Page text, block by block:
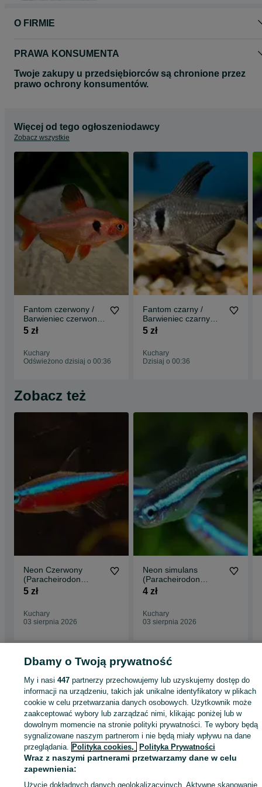
Przy wartości zamówienia powyżej 500zł wysyłka GRATIS.
O FIRMIE
PRAWA KONSUMENTA
Twoje zakupy u przedsiębiorców są chronione przez
prawo ochrony konsumentów.
Więcej od tego ogłoszeniodawcy
Zobacz wszystkie
Fantom czerwony /
Barwieniec czerwony
(Hyphessobrycon
5 zł
Kuchary
Odświeżono dzisiaj o 00:36
Fantom czarny /
Barwieniec czarny
(Hyphessobrycon
5 zł
Kuchary
Dzisiaj o 00:36
Zobacz też
Neon Czerwony
(Paracheirodon
axelrodi) WYSYŁKA
5 zł
Kuchary
03 sierpnia 2026
Neon simulans
(Paracheirodon
simulans) WYSYŁKA
4 zł
Kuchary
03 sierpnia 2026
Strona główna Zwierzęta Akwarystyka Zwierzęta akwariowe
Zwierzęta
akwariowe - Śląskie
Zwierzęta akwariowe - Kuchary
KATEGORIA
ID:806982556 Wyświetlenia:
Zadzwoń / SMS Wyślij wiadomość
Dbamy o Twoją prywatność
My i nasi447 partnerzy przechowujemy lub uzyskujemy dostęp do
informacji na urządzeniu, takich jak unikalne identyfikatory w plikach
cookie w celu przetwarzania danych osobowych. Użytkownik może
zaakceptować wybory lub zarządzać nimi, klikając poniżej lub w
dowolnym momencie na stronie polityki prywatności. Te wybory będą
sygnalizowane naszym partnerom i nie będą miały wpływu na dane
przeglądania. Polityka cookies, Polityka Prywatności
Wraz z naszymi partnerami przetwarzamy dane w celu
zapewnienia:
Użycie dokładnych danych geolokalizacyjnych. Aktywne skanowanie